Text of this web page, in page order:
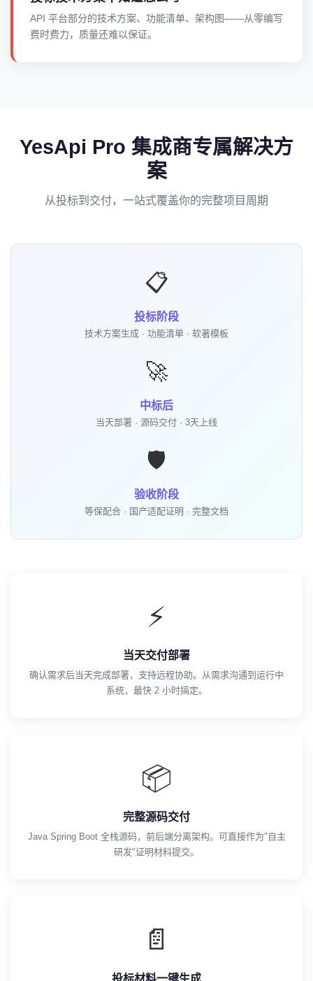
API 平台部分的技术方案、功能清单、架构图——从零编写
费时费力，质量还难以保证。
YesApi Pro 集成商专属解决方
案
从投标到交付，一站式覆盖你的完整项目周期
📋
投标阶段
技术方案生成 · 功能清单 · 软著模板
🚀
中标后
当天部署 · 源码交付 · 3天上线
🛡️
验收阶段
等保配合 · 国产适配证明 · 完整文档
⚡
当天交付部署
确认需求后当天完成部署，支持远程协助。从需求沟通到运行中
系统，最快 2 小时搞定。
📦
完整源码交付
Java Spring Boot 全栈源码，前后端分离架构。可直接作为"自主
研发"证明材料提交。
📄
投标材料一键生成